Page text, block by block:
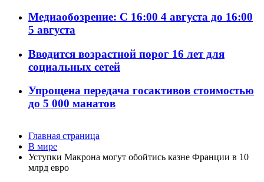
Медиаобозрение: С 16:00 4 августа до 16:00
5 августа
Вводится возрастной порог 16 лет для
социальных сетей
Упрощена передача госактивов стоимостью
до 5 000 манатов
Главная страница
В мире
Уступки Макрона могут обойтись казне Франции в 10
млрд евро